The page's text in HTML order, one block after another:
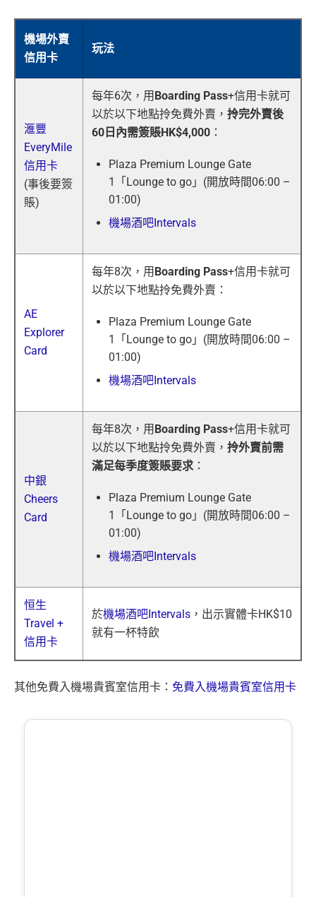
機場外賣
信用卡
玩法
滙豐
EveryMile
信用卡
(事後要簽
賬)
每年6次，用 Boarding Pass+信用卡就可
以於以下地點拎免費外賣， 拎完外賣後
60日 內需簽賬HK$4,000 ：
Plaza Premium Lounge Gate
1「Lounge to go」(開放時間06:00 –
01:00)
機場酒吧Intervals
AE
Explorer
Card
每年8次，用 Boarding Pass+信用卡就可
以於以下地點拎免費外賣：
Plaza Premium Lounge Gate
1「Lounge to go」(開放時間06:00 –
01:00)
機場酒吧Intervals
中銀
Cheers
Card
每年8次，用 Boarding Pass+信用卡就可
以於以下地點拎免費外賣， 拎外賣前需
滿足每季度簽賬要求：
Plaza Premium Lounge Gate
1「Lounge to go」(開放時間06:00 –
01:00)
機場酒吧Intervals
恒生
Travel +
信用卡
於機場酒吧Intervals ，出示實體卡HK$10
就有一杯特飲
其他免費入機場貴賓室信用卡： 免費入機場貴賓室信用卡